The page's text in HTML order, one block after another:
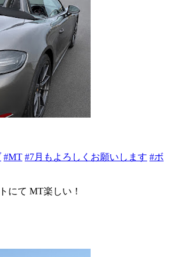
#MT #7月もよろしくお願いします #ボ
にて MT楽しい！